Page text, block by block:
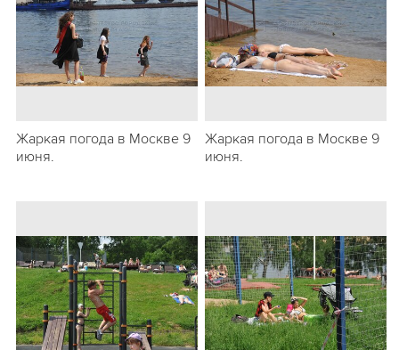
Жаркая погода в Москве 9
июня.
Жаркая погода в Москве 9
июня.